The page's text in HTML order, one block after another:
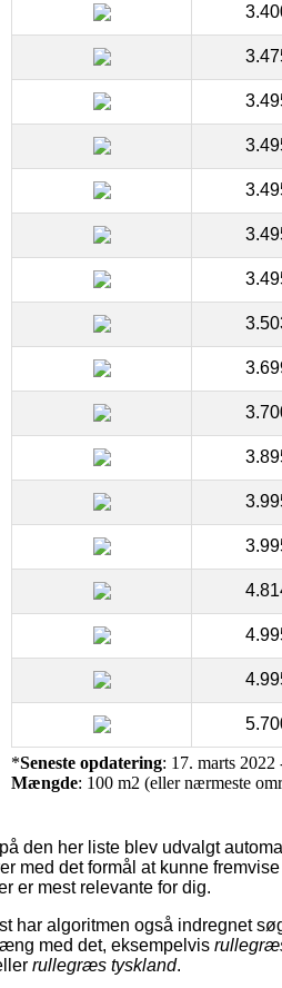
*Seneste opdatering: 17. marts 2022
Mængde: 100 m2 (eller nærmeste
den her liste blev udvalgt
med det formål at kunne
er mest relevante for dig.
har algoritmen også indregnet
med det, eksempelvis
rullegræs tyskland.